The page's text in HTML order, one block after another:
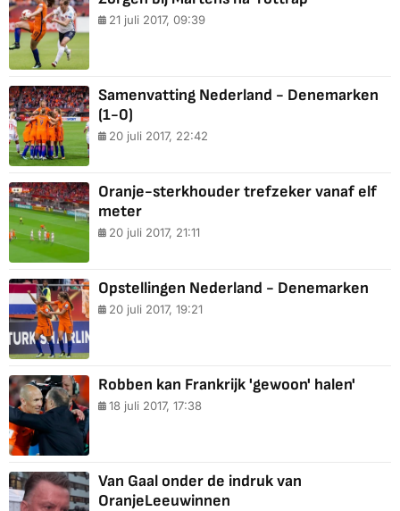
21 juli 2017, 09:39
Samenvatting Nederland - Denemarken
(1-0)
20 juli 2017, 22:42
Oranje-sterkhouder trefzeker vanaf elf
meter
20 juli 2017, 21:11
Opstellingen Nederland - Denemarken
20 juli 2017, 19:21
Robben kan Frankrijk 'gewoon' halen'
18 juli 2017, 17:38
Van Gaal onder de indruk van
OranjeLeeuwinnen